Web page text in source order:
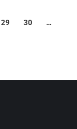
29 30
…